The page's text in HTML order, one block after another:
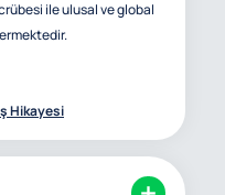
ile ulusal ve global
Hikayesi